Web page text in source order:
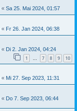
« Sa 25. Mai 2024, 01:57
« Fr 26. Jan 2024, 06:38
« Di 2. Jan 2024, 04:24
1 … 7 8 9 10
« Mi 27. Sep 2023, 11:31
« Do 7. Sep 2023, 06:44